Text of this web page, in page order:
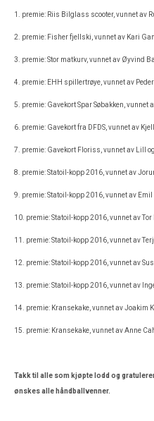
1. premie: Riis Bilglass scooter, vunnet av
2. premie: Fisher fjellski, vunnet av Kari
3. premie: Stor matkurv, vunnet av Øyvind
4. premie: EHH spillertrøye, vunnet av
5. premie: Gavekort Spar Søbakken, vunnet
6. premie: Gavekort fra DFDS, vunnet av
7. premie: Gavekort Floriss, vunnet av Lill
8. premie: Statoil-kopp 2016, vunnet av
9. premie: Statoil-kopp 2016, vunnet av
10. premie: Statoil-kopp 2016, vunnet av
11. premie: Statoil-kopp 2016, vunnet av
12. premie: Statoil-kopp 2016, vunnet av
13. premie: Statoil-kopp 2016, vunnet av
14. premie: Kransekake, vunnet av Joakim
15. premie: Kransekake, vunnet av Anne
Takk til alle som kjøpte lodd og
ønskes alle håndballvenner.